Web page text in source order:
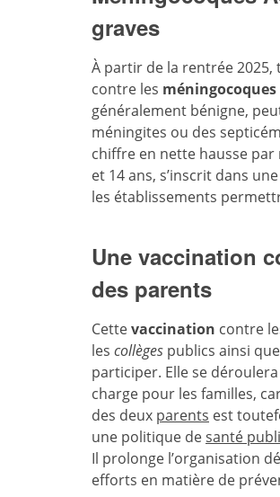
graves
À partir de la rentrée 2025,
contre les méningocoques
généralement bénigne,
méningites ou des
chiffre en nette hausse par
et 14 ans, s’inscrit dans
les établissements
Une vaccination
des parents
Cettevaccination contre
les collèges publics ainsi
participer. Elle se
charge pour les familles,
des deux parents est
une politique desanté
Il prolonge l’organisation
efforts en matière de